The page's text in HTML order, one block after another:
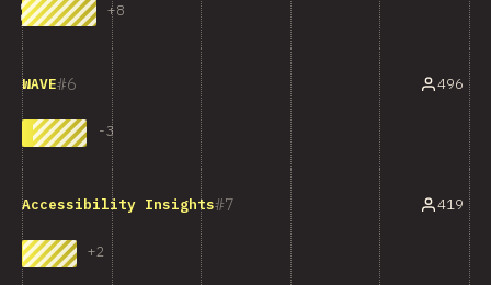
+8
6
WAVE
-3
496
7
Accessibility Insights
+2
419